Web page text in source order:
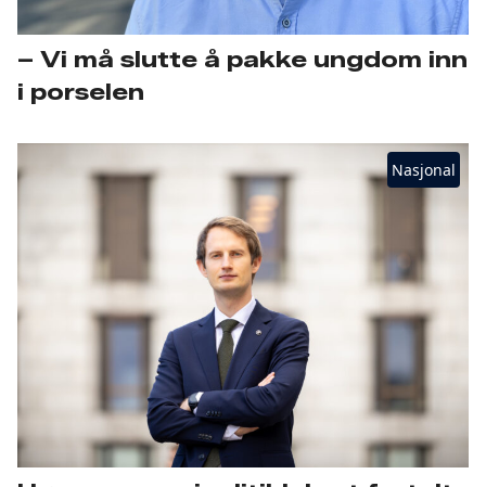
– Vi må slutte å pakke ungdom inn
i porselen
Nasjonal